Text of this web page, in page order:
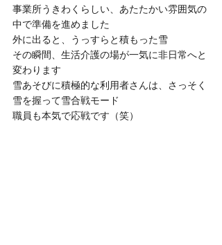
事業所うきわくらしい、あたたかい雰囲気の
中で準備を進めました
外に出ると、うっすらと積もった雪
その瞬間、生活介護の場が一気に非日常へと
変わります
雪あそびに積極的な利用者さんは、さっそく
雪を握って雪合戦モード
職員も本気で応戦です（笑）